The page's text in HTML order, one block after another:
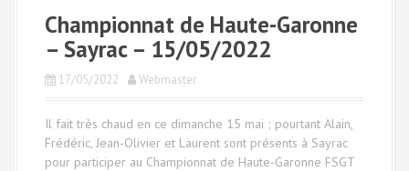
Championnat de Haute-Garonne
– Sayrac – 15/05/2022
17/05/2022 Webmaster
Il fait très chaud en ce dimanche 15 mai ; pourtant Alain,
Frédéric, Jean-Olivier et Laurent sont présents à Sayrac
pour participer au Championnat de Haute-Garonne FSGT